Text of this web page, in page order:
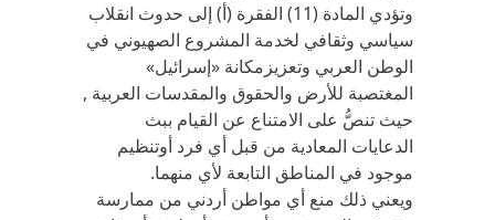
وتؤدي المادة (11) الفقرة (أ) إلى حدوث انقلاب
سياسي وثقافي لخدمة المشروع الصهيوني في
الوطن العربي وتعزيزمكانة «إسرائيل»
المغتصبة للأرض والحقوق والمقدسات العربية ,
حيث تنصُّ على الامتناع عن القيام ببث
الدعايات المعادية من قبل أي فرد أوتنظيم
موجود في المناطق التابعة لأي منهما.
ويعني ذلك منع أي مواطن أردني من ممارسة